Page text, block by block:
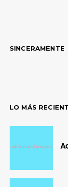
SINCERAMENTE
LO MÁS